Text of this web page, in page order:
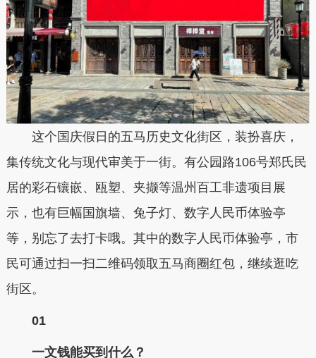
这个国庆假日的五马历史文化街区，装扮喜庆，
集传统文化与现代审美于一街。有公园路106号郑氏民
居的彩石镶嵌、瓯塑、夹撷等温州百工非遗项目展
示，也有巨幅国旗墙、兔子灯、数字人民币体验亭
等，别忘了去打卡哦。其中的数字人民币体验亭，市
民可通过扫一扫二维码领取五马商圈红包，继续逛吃
街区。
01
一文钱能买到什么？